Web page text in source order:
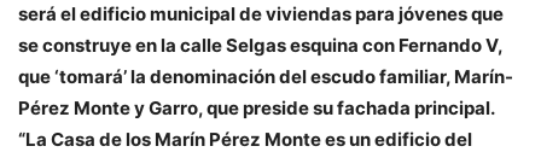
será el edificio municipal de viviendas para jóvenes que
se construye en la calle Selgas esquina con Fernando V,
que ‘tomará’ la denominación del escudo familiar, Marín-
Pérez Monte y Garro, que preside su fachada principal.
“La Casa de los Marín Pérez Monte es un edificio del